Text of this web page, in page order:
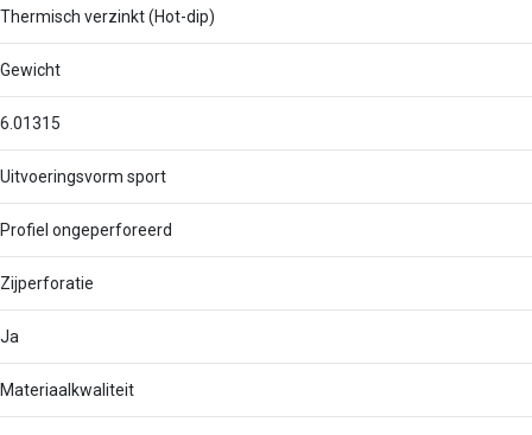
Thermisch verzinkt (Hot-dip)
Gewicht
6.01315
Uitvoeringsvorm sport
Profiel ongeperforeerd
Zijperforatie
Ja
Materiaalkwaliteit